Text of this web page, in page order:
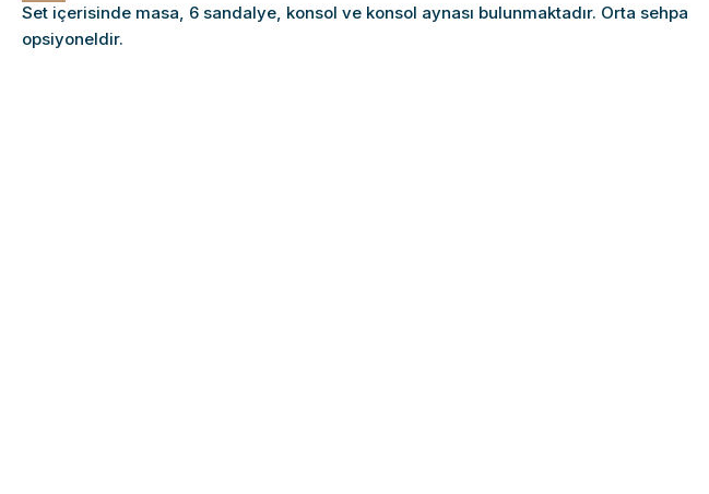
Set içerisinde masa, 6 sandalye, konsol ve konsol aynası bulunmaktadır. Orta sehpa
opsiyoneldir.